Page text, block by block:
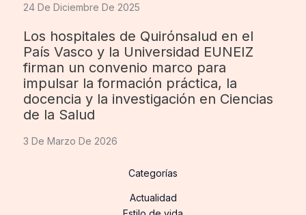
24 De Diciembre De 2025
Los hospitales de Quirónsalud en el
País Vasco y la Universidad EUNEIZ
firman un convenio marco para
impulsar la formación práctica, la
docencia y la investigación en Ciencias
de la Salud
3 De Marzo De 2026
Categorías
Actualidad